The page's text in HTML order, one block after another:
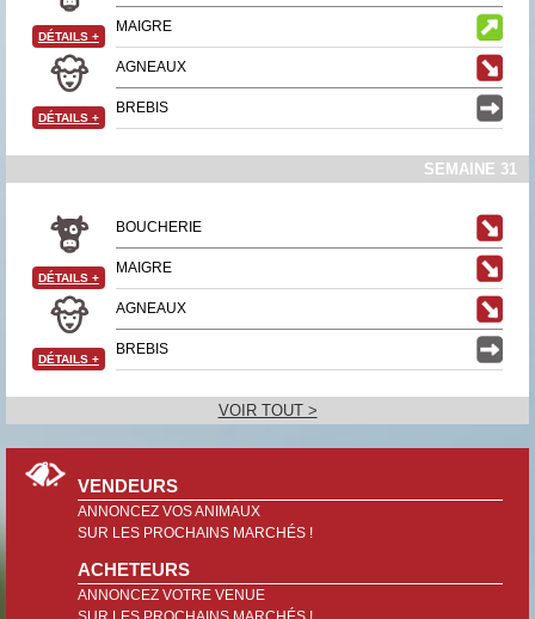
MAIGRE
DÉTAILS +
AGNEAUX
BREBIS
DÉTAILS +
SEMAINE 31
BOUCHERIE
MAIGRE
DÉTAILS +
AGNEAUX
BREBIS
DÉTAILS +
VOIR TOUT >
VENDEURS
ANNONCEZ VOS ANIMAUX
SUR LES PROCHAINS MARCHÉS !
ACHETEURS
ANNONCEZ VOTRE VENUE